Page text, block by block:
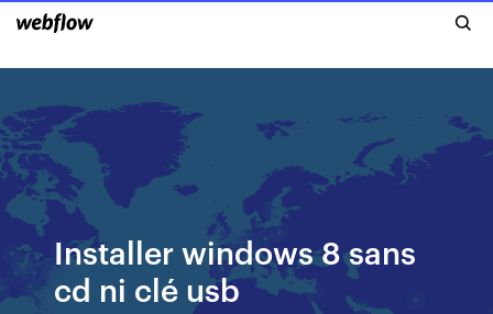
Installer windows 8 sans
cd ni clé usb